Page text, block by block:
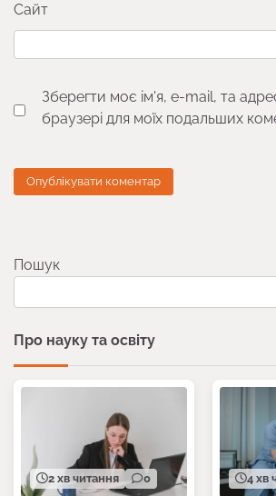
Сайт
Зберегти моє ім'я, e-mail, та
браузері для моїх подальших
Пошук
Про науку та освіту
2 хв читання 0 4 хв